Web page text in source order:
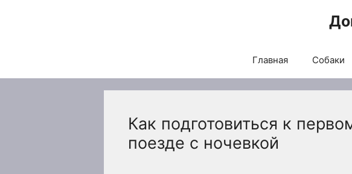
Главная Собаки
Как подготовиться к
поезде с ночевкой